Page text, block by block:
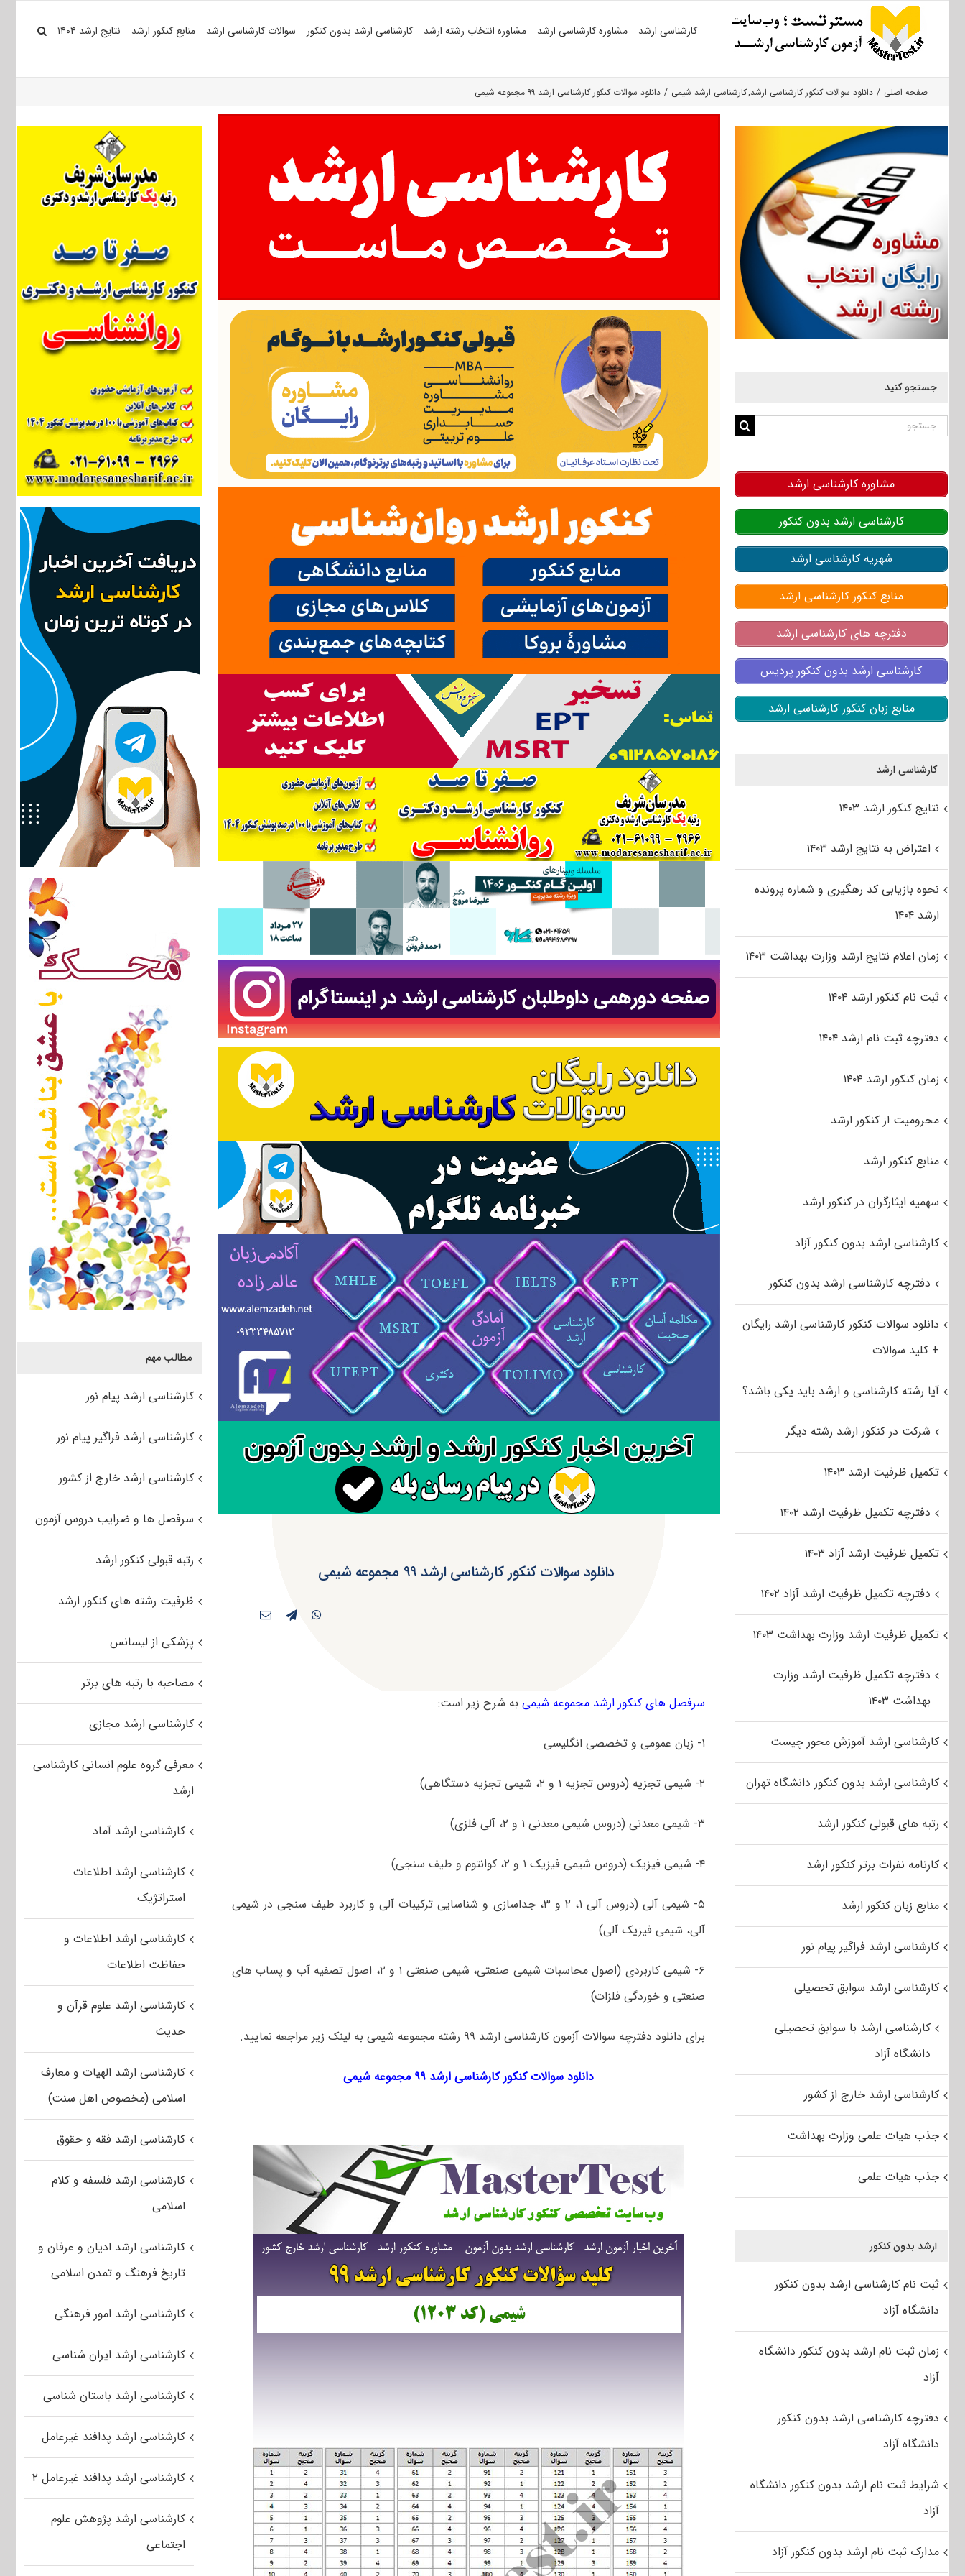
کارشناسی ارشد مشاوره کارشناسی ارشد مشاوره انتخاب رشته ارشد کارشناسی ارشد بدون کنکور سوالات کارشناسی ارشد منابع کنکور ارشد نتایج ارشد ۱۴۰۴
صفحه اصلی دانلود سوالات کنکور کارشناسی ارشد کارشناسی ارشد شیمی دانلود سوالات کنکور کارشناسی ارشد ۹۹ مجموعه شیمی
دانلود سوالات کنکور کارشناسی ارشد ۹۹ مجموعه شیمی
سرفصل های کنکور ارشد مجموعه شیمیبه شرح زیر است:
۱- زبان عمومی و تخصصی انگلیسی
۲- شیمی تجزیه (دروس تجزیه ۱ و ۲، شیمی تجزیه دستگاهی)
۳- شیمی معدنی (دروس شیمی معدنی ۱ و ۲، آلی فلزی)
۴- شیمی فیزیک (دروس شیمی فیزیک ۱ و ۲، کوانتوم و طیف سنجی)
۵- شیمی آلی (دروس آلی ۱، ۲ و ۳، جداسازی و شناسایی ترکیبات آلی و کاربرد طیف سنجی در شیمی
آلی، شیمی فیزیک آلی)
۶- شیمی کاربردی (اصول محاسبات شیمی صنعتی، شیمی صنعتی ۱ و ۲، اصول تصفیه آب و پساب­ های
صنعتی و خوردگی فلزات)
برای دانلود دفترچه سوالات آزمون کارشناسی ارشد ۹۹ رشته مجموعه شیمی به لینک زیر مراجعه نمایید.
دانلود سوالات کنکور کارشناسی ارشد ۹۹ مجموعه شیمی
مطالب مهم
کارشناسی ارشد پیام نور
کارشناسی ارشد فراگیر پیام نور
کارشناسی ارشد خارج از کشور
سرفصل ها و ضرایب دروس آزمون
رتبه قبولی کنکور ارشد
ظرفیت رشته های کنکور ارشد
پزشکی از لیسانس
مصاحبه با رتبه های برتر
کارشناسی ارشد مجازی
معرفی گروه علوم انسانی کارشناسی
ارشد
کارشناسی ارشد آماد
کارشناسی ارشد اطلاعات
استراتژیک
کارشناسی ارشد اطلاعات و
حفاظت اطلاعات
کارشناسی ارشد علوم قرآن و
حدیث
کارشناسی ارشد الهیات و معارف
اسلامی (مخصوص اهل سنت)
کارشناسی ارشد فقه و حقوق
کارشناسی ارشد فلسفه و کلام
اسلامی
کارشناسی ارشد ادیان و عرفان و
تاریخ فرهنگ و تمدن اسلامی
کارشناسی ارشد امور فرهنگی
کارشناسی ارشد ایران شناسی
کارشناسی ارشد باستان شناسی
کارشناسی ارشد پدافند غیرعامل
کارشناسی ارشد پدافند غیرعامل ۲
کارشناسی ارشد پژوهش علوم
اجتماعی
جستجو کنید
جستجو
مشاوره کارشناسی ارشد
کارشناسی ارشد بدون کنکور
شهریه کارشناسی ارشد
منابع کنکور کارشناسی ارشد
دفترچه های کارشناسی ارشد
کارشناسی ارشد بدون کنکور پردیس
منابع زبان کنکور کارشناسی ارشد
کارشناسی ارشد
نتایج کنکور ارشد ۱۴۰۳
اعتراض به نتایج ارشد ۱۴۰۳
نحوه بازیابی کد رهگیری و شماره پرونده
ارشد ۱۴۰۴
زمان اعلام نتایج ارشد وزارت بهداشت ۱۴۰۳
ثبت نام کنکور ارشد ۱۴۰۴
دفترچه ثبت نام ارشد ۱۴۰۴
زمان کنکور ارشد ۱۴۰۴
محرومیت از کنکور ارشد
منابع کنکور ارشد
سهمیه ایثارگران در کنکور ارشد
کارشناسی ارشد بدون کنکور آزاد
دفترچه کارشناسی ارشد بدون کنکور
دانلود سوالات کنکور کارشناسی ارشد رایگان
+ کلید سوالات
آیا رشته کارشناسی و ارشد باید یکی باشد؟
شرکت در کنکور ارشد رشته دیگر
تکمیل ظرفیت ارشد ۱۴۰۳
دفترچه تکمیل ظرفیت ارشد ۱۴۰۲
تکمیل ظرفیت ارشد آزاد ۱۴۰۳
دفترچه تکمیل ظرفیت ارشد آزاد ۱۴۰۲
تکمیل ظرفیت ارشد وزارت بهداشت ۱۴۰۳
دفترچه تکمیل ظرفیت ارشد وزارت
بهداشت ۱۴۰۳
کارشناسی ارشد آموزش محور چیست
کارشناسی ارشد بدون کنکور دانشگاه تهران
رتبه های قبولی کنکور ارشد
کارنامه نفرات برتر کنکور ارشد
منابع زبان کنکور ارشد
کارشناسی ارشد فراگیر پیام نور
کارشناسی ارشد سوابق تحصیلی
کارشناسی ارشد با سوابق تحصیلی
دانشگاه آزاد
کارشناسی ارشد خارج از کشور
جذب هیات علمی وزارت بهداشت
جذب هیات علمی
ارشد بدون کنکور
ثبت نام کارشناسی ارشد بدون کنکور
دانشگاه آزاد
زمان ثبت نام ارشد بدون کنکور دانشگاه
آزاد
دفترچه کارشناسی ارشد بدون کنکور
دانشگاه آزاد
شرایط ثبت نام ارشد بدون کنکور دانشگاه
آزاد
مدارک ثبت نام ارشد بدون کنکور آزاد